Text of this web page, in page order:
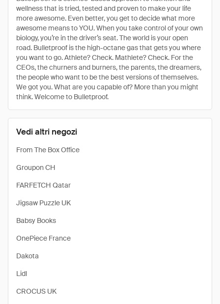
wellness that is tried, tested and proven to make your life
more awesome. Even better, you get to decide what more
awesome means to YOU. When you take control of your own
biology, you’re in the driver’s seat. The world is your open
road. Bulletproof is the high-octane gas that gets you where
you want to go. Athlete? Check. Mathlete? Check. For the
CEOs, the churners and burners, the parents, the dreamers,
the people who want to be the best versions of themselves.
We got you. What are you capable of? More than you might
think. Welcome to Bulletproof.
Vedi altri negozi
From The Box Office
Groupon CH
FARFETCH Qatar
Jigsaw Puzzle UK
Babsy Books
OnePiece France
Dakota
Lidl
CROCUS UK